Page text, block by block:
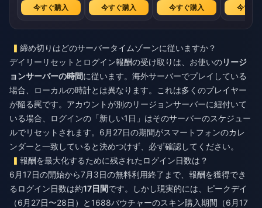
今すぐ購入 今すぐ購入 今すぐ購入 今すぐ
締め切りはどのサーバータイムゾーンに従いますか？
デイリーリセットとログイン報酬の受け取りは、お使いのリージ
ョンサーバーの時間に従います。海外サーバーでプレイしている
場合、ローカルの時計とは異なります。これは多くのプレイヤー
が陥る罠です。アカウントが別のリージョンサーバーに紐付いて
いる場合、ログインの「新しい1日」はそのサーバーのスケジュー
ルでリセットされます。6月27日の期間がスマートフォンのカレ
ンダーと一致していると決めつけず、必ず確認してください。
報酬を最大化するために残されたログイン日数は？
6月17日の開始から7月3日の無料利用終了まで、報酬を獲得でき
るログイン日数は約17日間です。しかし現実的には、ピークデイ
（6月27日〜28日）と1688バウチャーのスキン購入期間（6月17